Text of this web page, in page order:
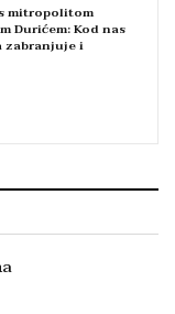
mitropolitom
Durićem: Kod nas
zabranjuje i